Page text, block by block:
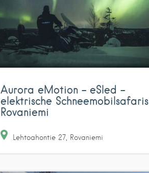
Aurora eMotion – eSled –
elektrische Schneemobilsafaris
Rovaniemi
Lehtoahontie 27 Rovaniemi